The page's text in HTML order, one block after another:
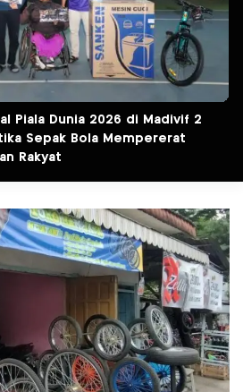
Piala Dunia 2026 di Madivif 2
Sepak Bola Mempererat
Rakyat